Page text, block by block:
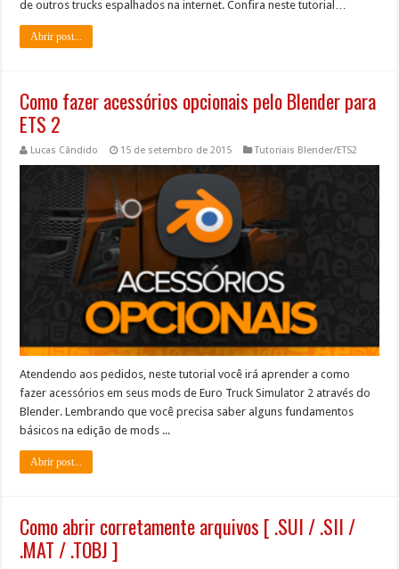
de outros trucks espalhados na internet. Confira neste tutorial…
Abrir post...
Como fazer acessórios opcionais pelo Blender para
ETS 2
Lucas Cândido 15 de setembro de 2015 Tutoriais Blender/ETS2
Atendendo aos pedidos, neste tutorial você irá aprender a como
fazer acessórios em seus mods de Euro Truck Simulator 2 através do
Blender. Lembrando que você precisa saber alguns fundamentos
básicos na edição de mods ...
Abrir post...
Como abrir corretamente arquivos [ .SUI / .SII /
.MAT / .TOBJ ]